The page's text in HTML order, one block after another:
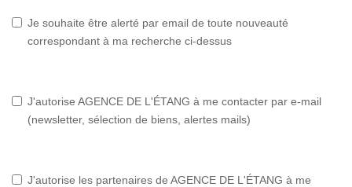
Je souhaite être alerté par email de toute nouveauté
correspondant à ma recherche ci-dessus
J'autorise AGENCE DE L'ÉTANG à me contacter par e-mail
(newsletter, sélection de biens, alertes mails)
J'autorise les partenaires de AGENCE DE L'ÉTANG à me